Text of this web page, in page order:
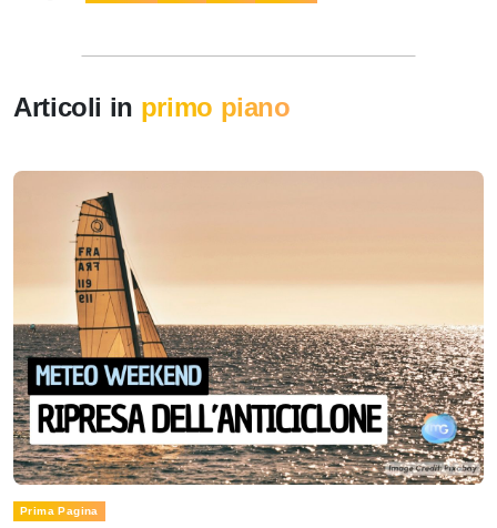
Articoli in primo piano
Prima Pagina